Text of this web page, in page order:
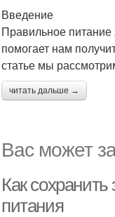
Введение
Правильное
помогает нам
статье мы
читать дальше →
Вас может
Как
питания